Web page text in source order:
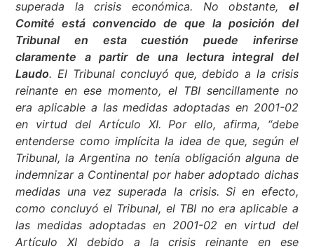
superada la crisis económica. No obstante, el
Comité está convencido de que la posición del
Tribunal en esta cuestión puede inferirse
claramente a partir de una lectura integral del
Laudo. El Tribunal concluyó que, debido a la crisis
reinante en ese momento, el TBI sencillamente no
era aplicable a las medidas adoptadas en 2001-02
en virtud del Artículo XI. Por ello, afirma, “debe
entenderse como implícita la idea de que, según el
Tribunal, la Argentina no tenía obligación alguna de
indemnizar a Continental por haber adoptado dichas
medidas una vez superada la crisis. Si en efecto,
como concluyó el Tribunal, el TBI no era aplicable a
las medidas adoptadas en 2001-02 en virtud del
Artículo XI debido a la crisis reinante en ese